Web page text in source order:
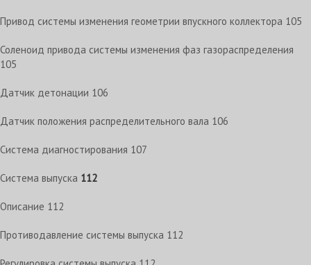
Привод системы изменения геометрии впускного коллектора 105
Соленоид привода системы изменения фаз газораспределения
105
Датчик детонации 106
Датчик положения распределительного вала 106
Система диагностирования 107
Система выпуска 112
Описание 112
Противодавление системы выпуска 112